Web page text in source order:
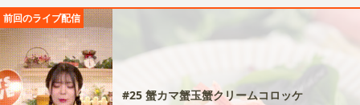
前回のライブ配信
#25 蟹カマ蟹玉蟹クリームコロッケ